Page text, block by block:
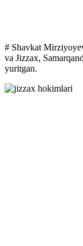
# Shavkat
va Jizzax,
yuritgan.